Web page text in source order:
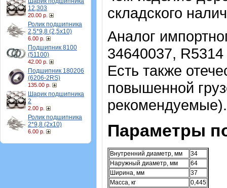
12,303
20.00 р.
Ролик подшипника
2,5*9,8 (2,5х10)
6.00 р.
Подшипник 8100
(51100)
42.00 р.
Подшипник 180206
(6206-2RS)
135.00 р.
Шарик подшипника
2
2.00 р.
Ролик подшипника
2*9,8 (2х10)
6.00 р.
складского
Аналог
34640037,
Есть также
повышенной
рекомендуемые).
Параметры
Внутренний диаметр, мм
34
Наружный диаметр, мм
64
Ширина, мм
37
Масса, кг
0,445